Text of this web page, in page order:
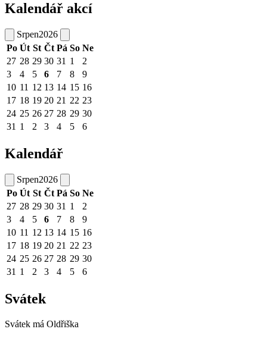
Kalendář akcí
Srpen2026
Po Út St Čt Pá So Ne
27 28 29 30 31 1
2
3
4 5 6 7 8
9
10 11 12 13 14 15 16
17 18 19 20 21 22 23
24 25 26 27 28 29 30
31 1 2 3 4 5 6
Kalendář
Srpen2026
Po Út St Čt Pá So Ne
27 28 29 30 31 1
2
3
4 5 6 7 8
9
10 11 12 13 14 15 16
17 18 19 20 21 22 23
24 25 26 27 28 29 30
31 1 2 3 4 5 6
Svátek
Svátek má Oldřiška